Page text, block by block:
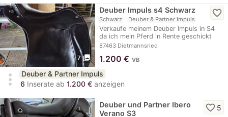
7 photo_library
Deuber Impuls s4 Schwarz
Schwarz Deuber & Partner Impuls
Verkaufe meinem Deuber Impuls in S4
da ich mein Pferd in Rente geschickt
habe . Der…
87463 Dietmannsried
favorite_border
1.200 € VB
more_vert
Deuber & Partner Impuls
6 Inserate ab 1.200 € anzeigen
Deuber und Partner Ibero
Verano S3
favorite_border 5